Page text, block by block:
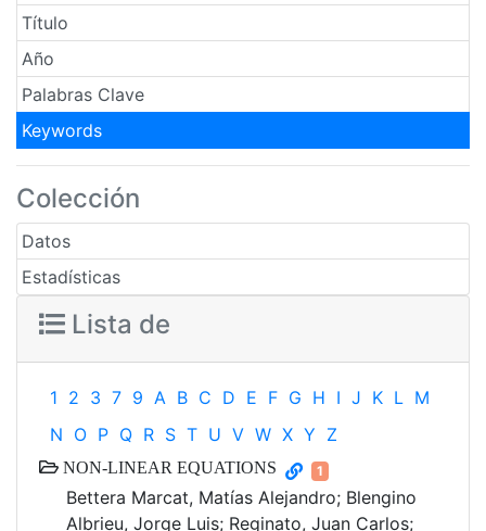
Título
Año
Palabras Clave
Keywords
Colección
Datos
Estadísticas
Lista de
1 2 3 7 9 A B C D E F G H I J K L M
N O P Q R S T U V W X Y Z
NON-LINEAR EQUATIONS 1
Bettera Marcat, Matías Alejandro; Blengino
Albrieu, Jorge Luis; Reginato, Juan Carlos;